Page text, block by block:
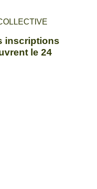
inscriptions
le 24